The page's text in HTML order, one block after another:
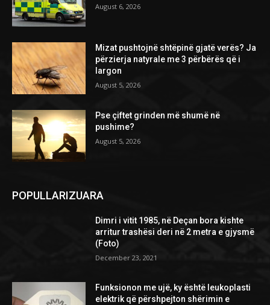
August 6, 2026
Mizat pushtojnë shtëpinë gjatë verës? Ja
përzierja natyrale me 3 përbërës që i
largon
August 5, 2026
Pse çiftet grinden më shumë në
pushime?
August 5, 2026
POPULLARIZUARA
Dimri i vitit 1985, në Deçan bora kishte
arritur trashësi deri në 2 metra e gjysmë
(Foto)
December 23, 2021
Funksionon me ujë, ky është leukoplasti
elektrik që përshpejton shërimin e